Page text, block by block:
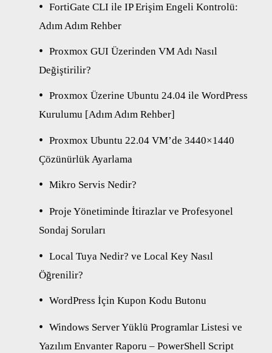
FortiGate CLI ile IP Erişim Engeli Kontrolü:
Adım Adım Rehber
Proxmox GUI Üzerinden VM Adı Nasıl
Değiştirilir?
Proxmox Üzerine Ubuntu 24.04 ile WordPress
Kurulumu [Adım Adım Rehber]
Proxmox Ubuntu 22.04 VM’de 3440×1440
Çözünürlük Ayarlama
Mikro Servis Nedir?
Proje Yönetiminde İtirazlar ve Profesyonel
Sondaj Soruları
Local Tuya Nedir? ve Local Key Nasıl
Öğrenilir?
WordPress İçin Kupon Kodu Butonu
Windows Server Yüklü Programlar Listesi ve
Yazılım Envanter Raporu – PowerShell Script